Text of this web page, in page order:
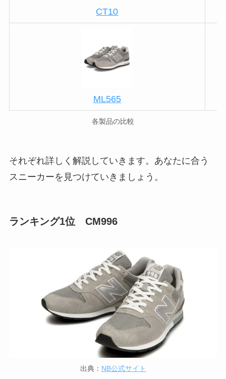
CT10
ML565
各製品の比較
それぞれ詳しく解説していきます。あなたに合う
スニーカーを見つけていきましょう。
ランキング1位 CM996
出典： NB公式サイト